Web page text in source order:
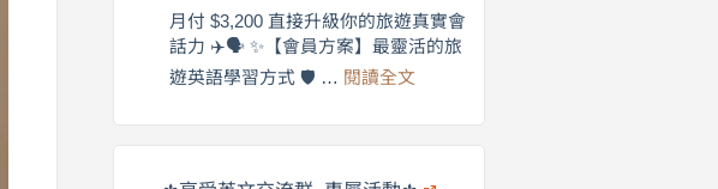
更
自
在
✨
劍
橋
×
享
英
旅
月付 $3,200 直接升級你的旅遊真實會
話力 ✈️🗣️ ✨【會員方案】最靈活的旅
遊英語學習方式 🛡️ … 閱讀全文
商
劍